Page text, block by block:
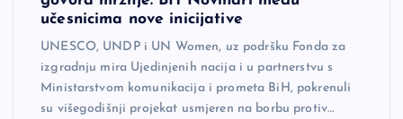
učesnicima nove inicijative
UNESCO, UNDP i UN Women, uz podršku Fonda za
izgradnju mira Ujedinjenih nacija i u partnerstvu s
Ministarstvom komunikacija i prometa BiH, pokrenuli
su višegodišnji projekat usmjeren na borbu protiv…